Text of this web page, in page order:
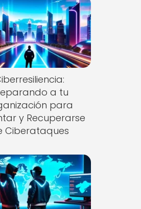
a tu
para
y Recuperarse
Ciberataques